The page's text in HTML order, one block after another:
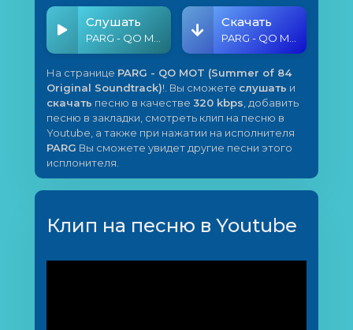
Слушать Скачать
На странице PARG - QO MOT (Summer of 84
Original Soundtrack)!. Вы сможете слушать и
скачать песню в качестве 320 kbps , добавить
песню в закладки, смотреть клип на песню в
Youtube, а также при нажатии на исполнителя
PARG Вы сможете увидет другие песни этого
исплонителя.
Клип на песню в Youtube